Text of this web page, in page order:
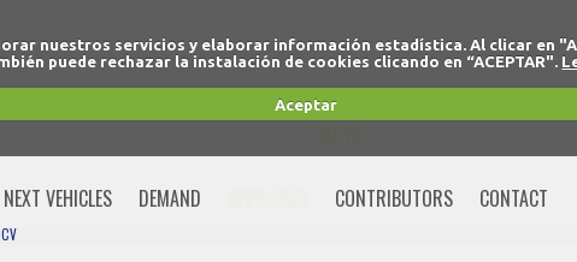
nuestros servicios y elaborar información estadística. Al clicar en
puede rechazar la instalación de cookies clicando en “ACEPTAR".
Aceptar+34 91 691 77 32
NEXT VEHICLES DEMAND CONTRIBUTORS CONTACT